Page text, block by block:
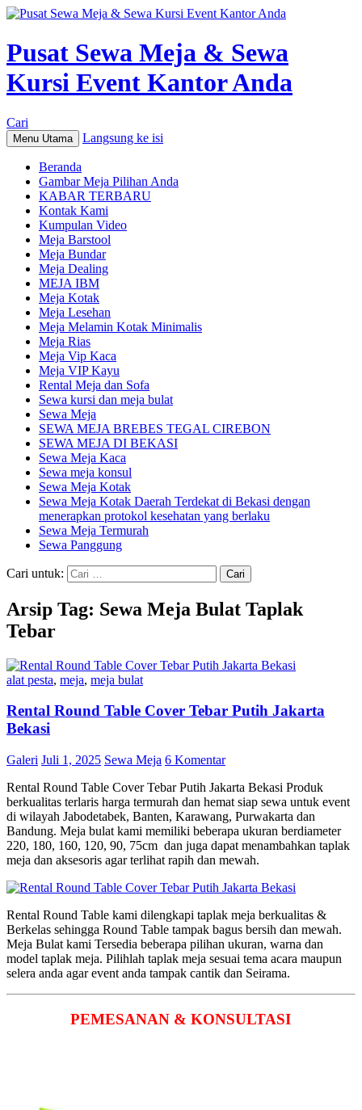
Pusat Sewa Meja & Sewa
Kursi Event Kantor Anda
Cari
Menu Utama Langsung ke isi
Beranda
Gambar Meja Pilihan Anda
KABAR TERBARU
Kontak Kami
Kumpulan Video
Meja Barstool
Meja Bundar
Meja Dealing
MEJA IBM
Meja Kotak
Meja Lesehan
Meja Melamin Kotak Minimalis
Meja Rias
Meja Vip Kaca
Meja VIP Kayu
Rental Meja dan Sofa
Sewa kursi dan meja bulat
Sewa Meja
SEWA MEJA BREBES TEGAL CIREBON
SEWA MEJA DI BEKASI
Sewa Meja Kaca
Sewa meja konsul
Sewa Meja Kotak
Sewa Meja Kotak Daerah Terdekat di Bekasi dengan
menerapkan protokol kesehatan yang berlaku
Sewa Meja Termurah
Sewa Panggung
Cari untuk:
Arsip Tag: Sewa Meja Bulat Taplak
Tebar
alat pesta, meja, meja bulat
Rental Round Table Cover Tebar Putih Jakarta
Bekasi
Galeri Juli 1, 2025 Sewa Meja 6 Komentar
Rental Round Table Cover Tebar Putih Jakarta Bekasi Produk
berkualitas terlaris harga termurah dan hemat siap sewa untuk event
di wilayah Jabodetabek, Banten, Karawang, Purwakarta dan
Bandung. Meja bulat kami memiliki beberapa ukuran berdiameter
220, 180, 160, 120, 90, 75cm dan juga dapat menambahkan taplak
meja dan aksesoris agar terlihat rapih dan mewah.
Rental Round Table kami dilengkapi taplak meja berkualitas &
Berkelas sehingga Round Table tampak bagus bersih dan mewah.
Meja Bulat kami Tersedia beberapa pilihan ukuran, warna dan
model taplak meja. Pilihlah taplak meja sesuai tema acara maupun
selera anda agar event anda tampak cantik dan Seirama.
PEMESANAN & KONSULTASI